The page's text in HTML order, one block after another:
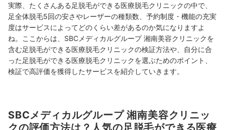
実際、たくさんある足脱毛ができる医療脱毛クリニックの中で、
足全体脱毛5回の安さやレーザーの種類数、予約制度・機能の充実
度はサービスによってどのくらい差があるのか気になりますよ
ね。ここからは、SBCメディカルグループ 湘南美容クリニックを
含む足脱毛ができる医療脱毛クリニックの検証方法や、自分に合
った足脱毛ができる医療脱毛クリニックを選ぶためのポイント、
検証で高評価を獲得したサービスを紹介していきます。
SBCメディカルグループ 湘南美容クリニッ
クの評価方法は？人気の足脱毛ができる医療